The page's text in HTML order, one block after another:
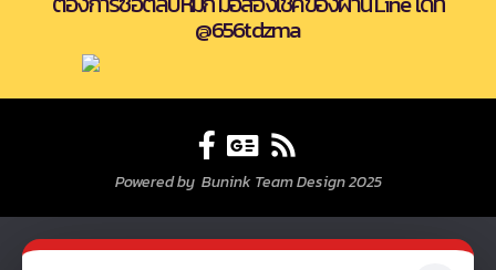
@656tdzma
Powered by Bunink Team Design 2025